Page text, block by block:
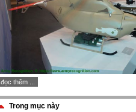
đọc thêm ...
Trong mục này